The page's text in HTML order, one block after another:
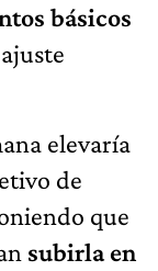
básicos
elevaría
de
que
subirla en